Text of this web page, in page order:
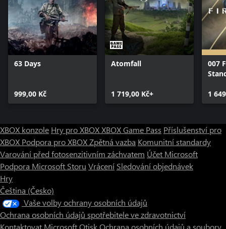
63 Days
999,00 Kč
Atomfall
1 719,00 Kč+
007
1
XBOX konzole Hry pro XBOXXBOX Game Pass Příslušenství pro
XBOX Podpora pro XBOXZpětná vazba Komunitní standardy
Varování před fotosenzitivním záchvatem Účet Microsoft
Podpora Microsoft Storu Vrácení Sledování objednávek
Hry
Čeština (Česko)
Vaše volby ochrany osobních údajů
Ochrana osobních údajů spotřebitele ve zdravotnictví
Kontaktovat MicrosoftOtiskOchrana osobních údajů a soubory